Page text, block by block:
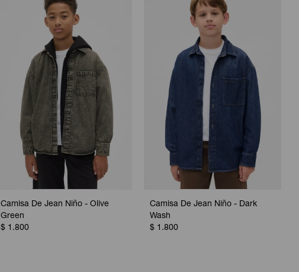
Camisa De Jean Niño - Olive
Green
$ 1.800
Camisa De Jean Niño - Dark
Wash
$ 1.800